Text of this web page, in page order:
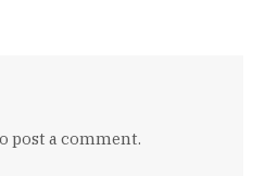
post a comment.